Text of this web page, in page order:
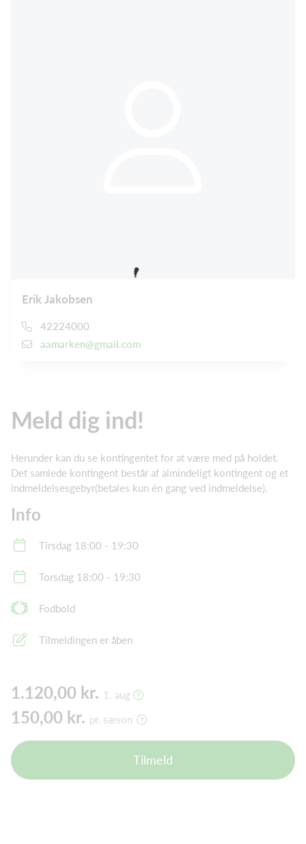
Erik Jakobsen
42224000
aamarken@gmail.com
Meld dig ind!
Herunder kan du se kontingentet for at være med på holdet.
Det samlede kontingent består af almindeligt kontingent og et
indmeldelsesgebyr(betales kun én gang ved indmeldelse).
Info
Tirsdag 18:00 - 19:30
Torsdag 18:00 - 19:30
Fodbold
Tilmeldingen er åben
1.120,00 kr. 1. aug
150,00 kr. pr. sæson
Tilmeld